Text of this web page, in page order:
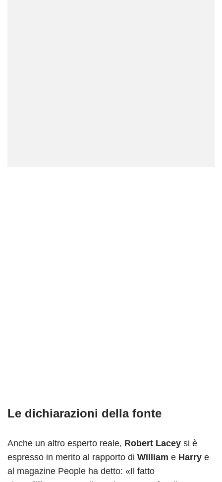
Le dichiarazioni della fonte
Anche un altro esperto reale, Robert Lacey si è
espresso in merito al rapporto di William e Harry e
al magazine People ha detto: «Il fatto